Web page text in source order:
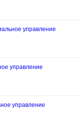
управление
управление
управление